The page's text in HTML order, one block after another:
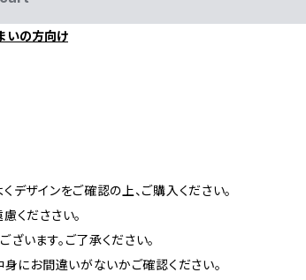
いの方向け
デザインをご確認の上、ご購入ください。
くだささい。
います。ご了承ください。
身にお間違いがないかご確認ください。